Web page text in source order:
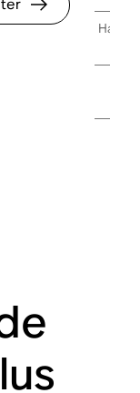
Haut-